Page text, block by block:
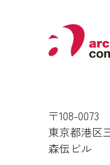
〒108-0073
東京都港区
森伝ビル